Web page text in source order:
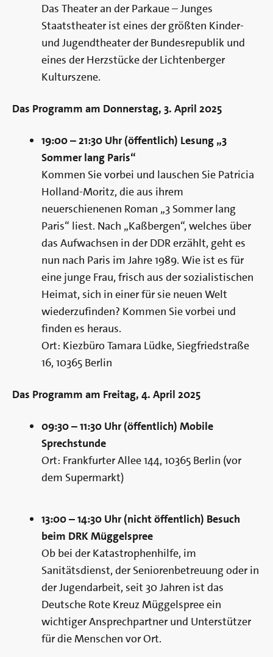
Das Theater an der Parkaue – Junges
Staatstheater ist eines der größten Kinder-
und Jugendtheater der Bundesrepublik und
eines der Herzstücke der Lichtenberger
Kulturszene.
Das Programm am Donnerstag, 3. April 2025
19:00 – 21:30 Uhr (öffentlich) Lesung „3
Sommer lang Paris“
Kommen Sie vorbei und lauschen Sie Patricia
Holland-Moritz, die aus ihrem
neuerschienenen Roman „3 Sommer lang
Paris“ liest. Nach „Kaßbergen“, welches über
das Aufwachsen in der DDR erzählt, geht es
nun nach Paris im Jahre 1989. Wie ist es für
eine junge Frau, frisch aus der sozialistischen
Heimat, sich in einer für sie neuen Welt
wiederzufinden? Kommen Sie vorbei und
finden es heraus.
Ort: Kiezbüro Tamara Lüdke, Siegfriedstraße
16, 10365 Berlin
Das Programm am Freitag, 4. April 2025
09:30 – 11:30 Uhr (öffentlich) Mobile
Sprechstunde
Ort: Frankfurter Allee 144, 10365 Berlin (vor
dem Supermarkt)
13:00 – 14:30 Uhr (nicht öffentlich) Besuch
beim DRK Müggelspree
Ob bei der Katastrophenhilfe, im
Sanitätsdienst, der Seniorenbetreuung oder in
der Jugendarbeit, seit 30 Jahren ist das
Deutsche Rote Kreuz Müggelspree ein
wichtiger Ansprechpartner und Unterstützer
für die Menschen vor Ort.